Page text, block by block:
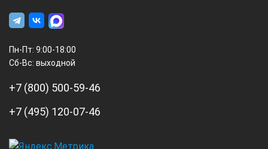
Пн-Пт: 9:00-18:00
Сб-Вс: выходной
+7 (800) 500-59-46
+7 (495) 120-07-46